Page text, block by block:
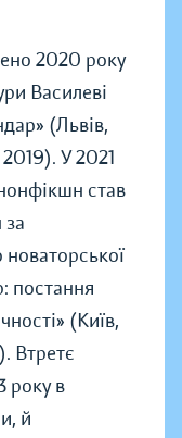
2020 року
Василеві
(Львів,
У 2021
став
постання
(Київ,
Втретє
року в
й